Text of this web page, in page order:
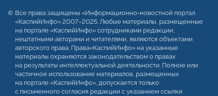
Все права защищены «Информационно-новостной портал
«КаспийИнфо» 2007–2025. Любые материалы, размещенные
на портале «КаспийИнфо» сотрудниками редакции,
нештатными авторами и читателями, являются объектами
авторского права. Права«КаспийИнфо» на указанные
материалы охраняются законодательством о правах
на результаты интеллектуальной деятельности. Полное или
частичное использование материалов, размещенных
на портале «КаспийИнфо», допускается только
с письменного согласия редакции с указанием ссылки